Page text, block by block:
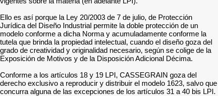
Ello es así porque la Ley 20/2003 de 7 de julio, de Protección
Jurídica del Diseño Industrial permite la doble protección de un
modelo conforme a dicha Norma y acumuladamente conforme la
tutela que brinda la propiedad intelectual, cuando el diseño goza del
grado de creatividad y originalidad necesario, según se colige de la
Exposición de Motivos y de la Disposición Adicional Décima.
Conforme a los artículos 18 y 19 LPI, CASSEGRAIN goza del
derecho exclusivo a reproducir y distribuir el modelo 1623, salvo que
concurra alguna de las excepciones de los artículos 31 a 40 bis LPI.